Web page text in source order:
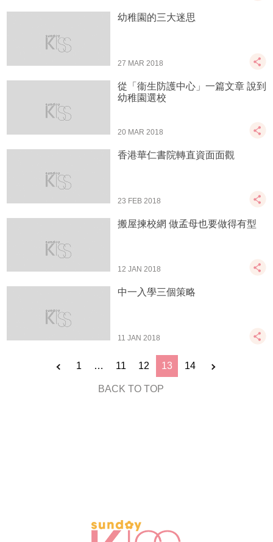
幼稚園的三大迷思
27 MAR 2018
從「衞生防護中心」一篇文章 說到
幼稚園選校
20 MAR 2018
香港華仁書院轉直資面面觀
23 FEB 2018
搬屋揀校網 做孟母也要做得有型
12 JAN 2018
中一入學三個策略
11 JAN 2018
1 … 11 12 13 14
BACK TO TOP